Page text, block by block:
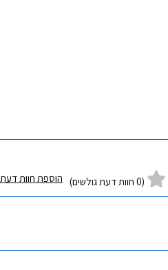
(0 חוות דעת גולשים) הוספת חוות דעת